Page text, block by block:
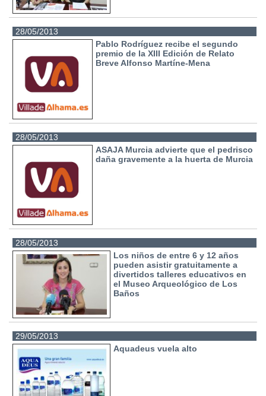
28/05/2013
Pablo Rodríguez recibe el segundo
premio de la XIII Edición de Relato
Breve Alfonso Martíne-Mena
28/05/2013
ASAJA Murcia advierte que el pedrisco
daña gravemente a la huerta de Murcia
28/05/2013
Los niños de entre 6 y 12 años
pueden asistir gratuitamente a
divertidos talleres educativos en
el Museo Arqueológico de Los
Baños
29/05/2013
Aquadeus vuela alto